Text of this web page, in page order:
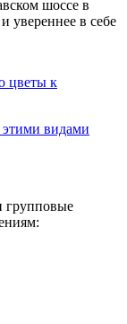
цветы к
видами
групповые